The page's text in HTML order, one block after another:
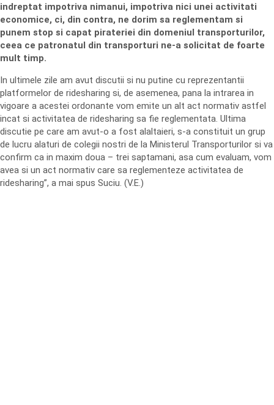
indreptat impotriva nimanui, impotriva nici unei activitati
economice, ci, din contra, ne dorim sa reglementam si
punem stop si capat pirateriei din domeniul transporturilor,
ceea ce patronatul din transporturi ne-a solicitat de foarte
mult timp.
In ultimele zile am avut discutii si nu putine cu reprezentantii
platformelor de ridesharing si, de asemenea, pana la intrarea in
vigoare a acestei ordonante vom emite un alt act normativ astfel
incat si activitatea de ridesharing sa fie reglementata. Ultima
discutie pe care am avut-o a fost alaltaieri, s-a constituit un grup
de lucru alaturi de colegii nostri de la Ministerul Transporturilor si va
confirm ca in maxim doua – trei saptamani, asa cum evaluam, vom
avea si un act normativ care sa reglementeze activitatea de
ridesharing”, a mai spus Suciu. (V.E.)